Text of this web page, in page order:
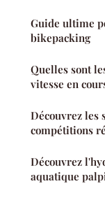
Guide ultime
bikepacking
Quelles sont
vitesse en
Découvrez les
compétitions
Découvrez
aquatique